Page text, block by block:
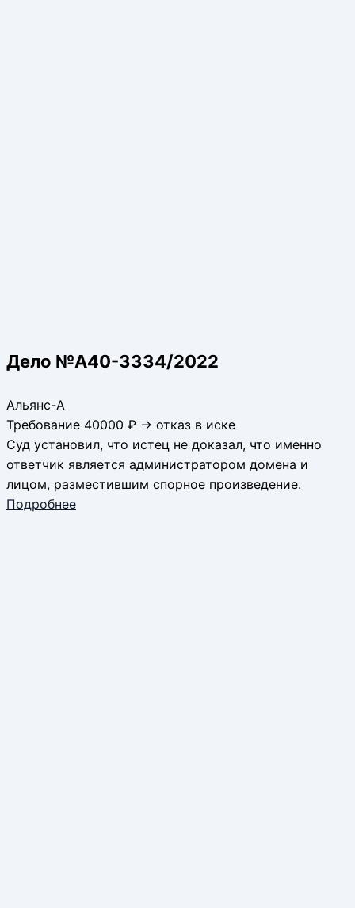
Дело №А40-3334/2022
Альянс-А
Требование 40000 ₽ → отказ в иске
Суд установил, что истец не доказал, что именно
ответчик является администратором домена и
лицом, разместившим спорное произведение.
Подробнее